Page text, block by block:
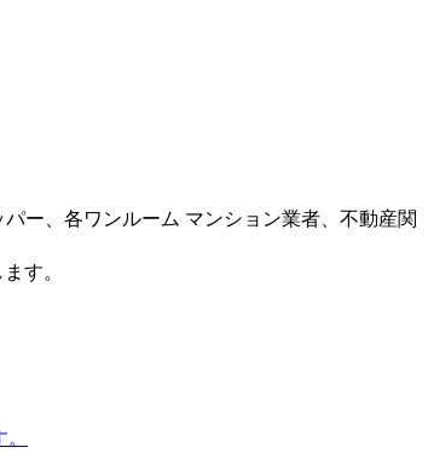
ー、各ワンルーム マンション業者、不動産関
す。